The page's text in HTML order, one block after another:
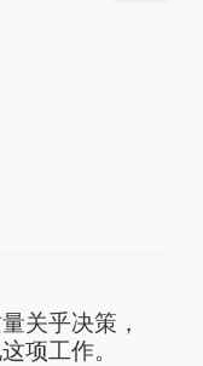
关乎决策，
项工作。